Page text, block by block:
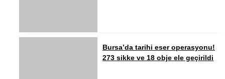
Bursa’da tarihi eser operasyonu!
273 sikke ve 18 obje ele geçirildi